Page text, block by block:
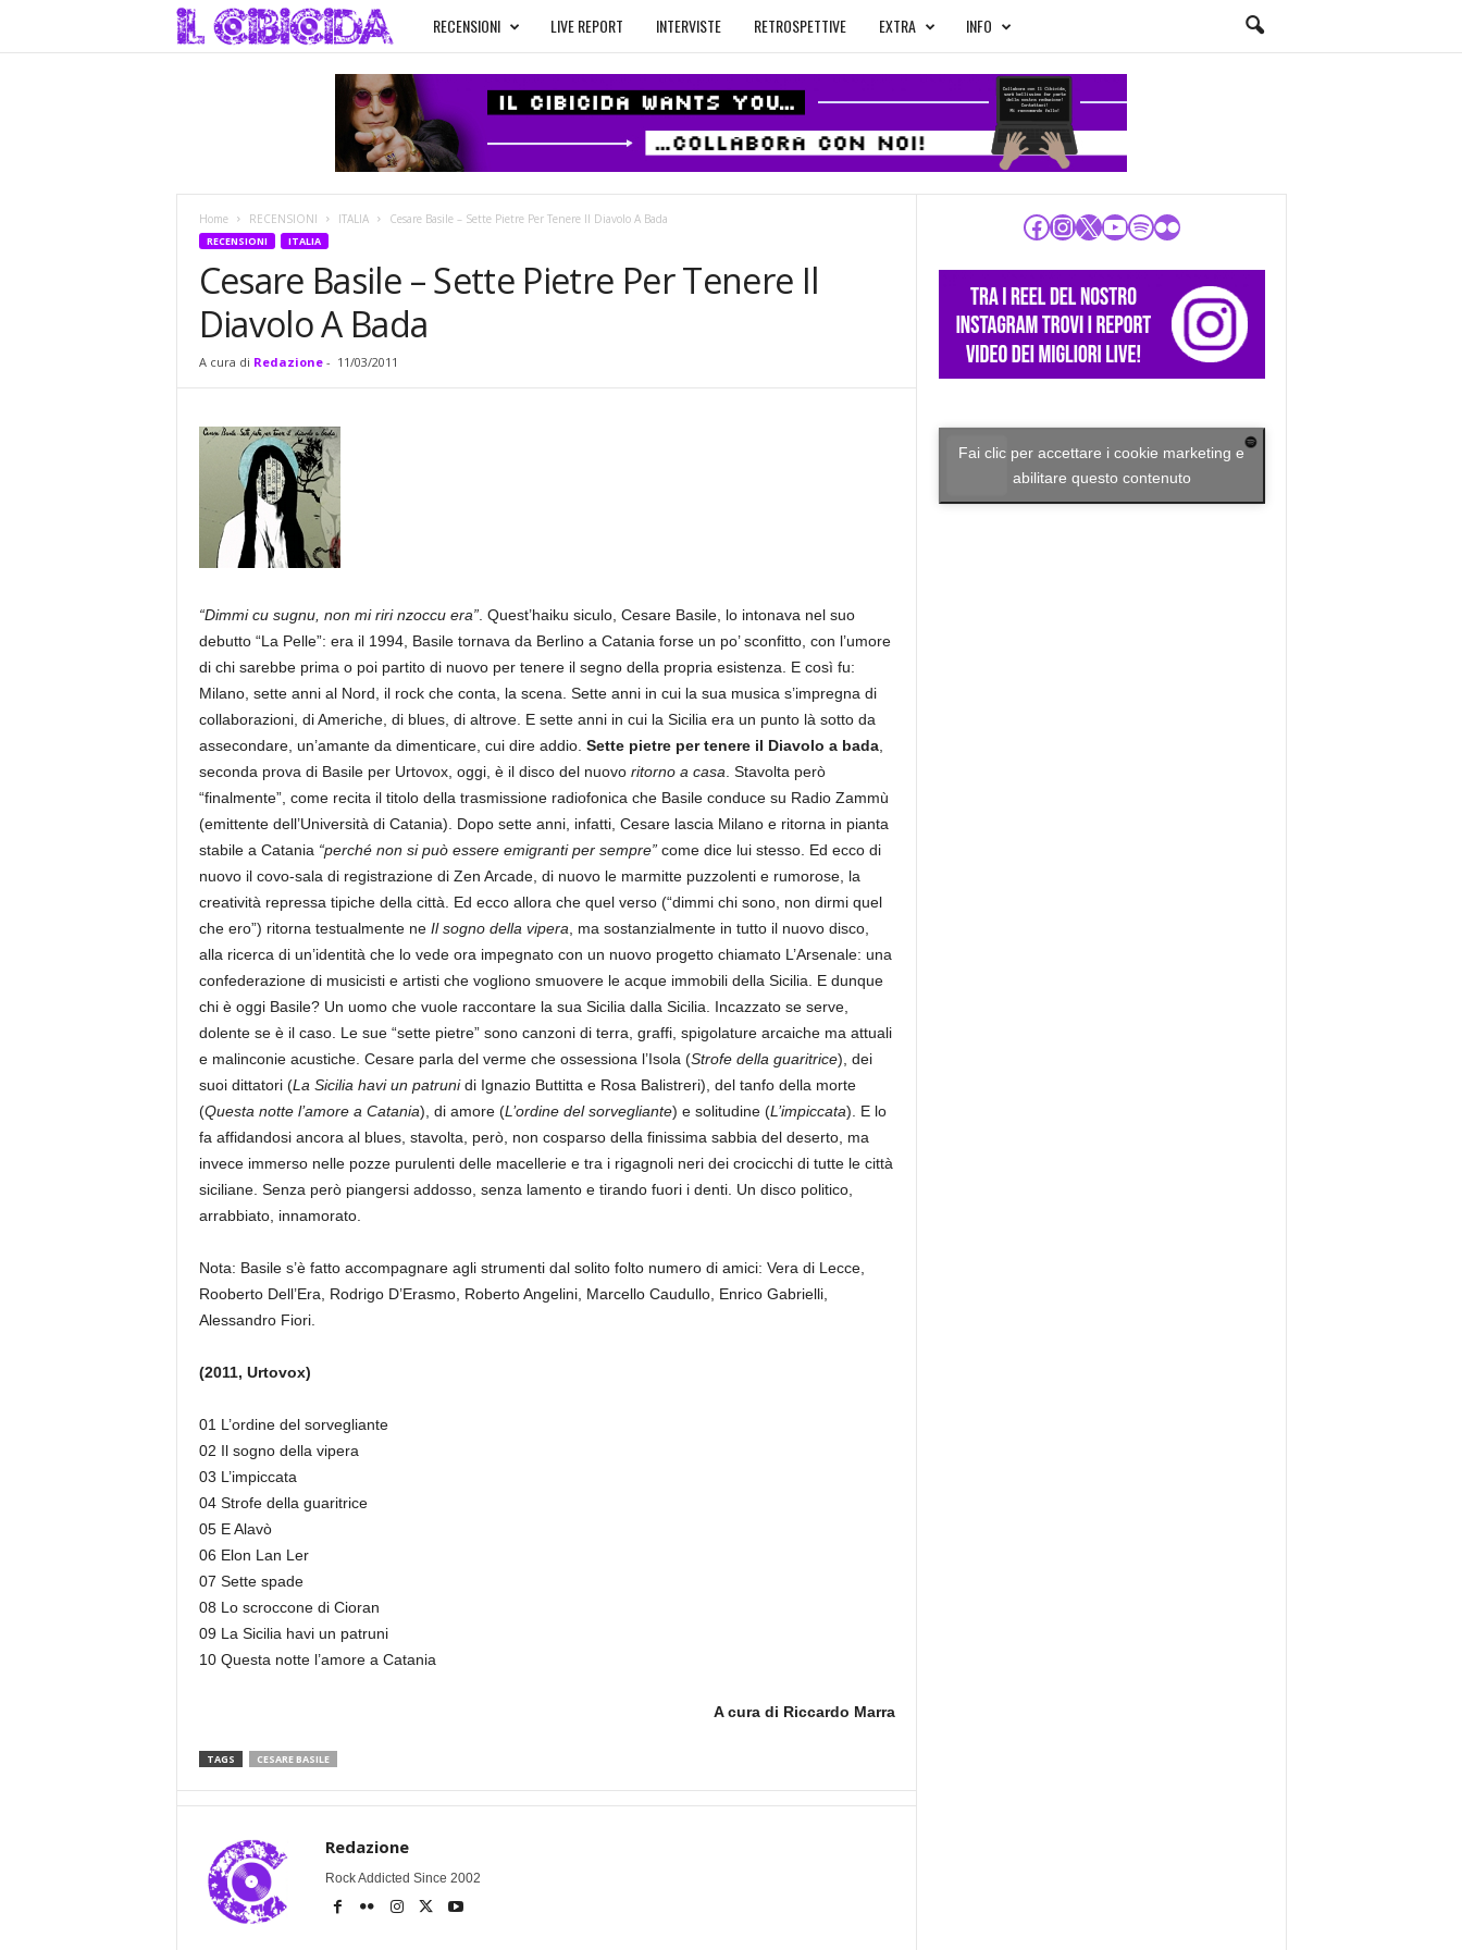
l
C
i
c
i
RECENSIONI LIVE REPORT INTERVISTE RETROSPETTIVE EXTRA INFO
Home RECENSIONI ITALIA Cesare Basile – Sette Pietre Per Tenere Il Diavolo A Bada
RECENSIONI ITALIA
Cesare Basile – Sette Pietre Per Tenere Il
Diavolo A Bada
A cura di Redazione- 11/03/2011
“Dimmi cu sugnu, non mi riri nzoccu era”. Quest’haiku siculo, Cesare Basile, lo intonava nel suo
debutto “La Pelle”: era il 1994, Basile tornava da Berlino a Catania forse un po’ sconfitto, con l’umore
di chi sarebbe prima o poi partito di nuovo per tenere il segno della propria esistenza. E così fu:
Milano, sette anni al Nord, il rock che conta, la scena. Sette anni in cui la sua musica s’impregna di
collaborazioni, di Americhe, di blues, di altrove. E sette anni in cui la Sicilia era un punto là sotto da
assecondare, un’amante da dimenticare, cui dire addio. Sette pietre per tenere il Diavolo a bada,
seconda prova di Basile per Urtovox, oggi, è il disco del nuovo ritorno a casa . Stavolta però
“finalmente”, come recita il titolo della trasmissione radiofonica che Basile conduce su Radio Zammù
(emittente dell’Università di Catania). Dopo sette anni, infatti, Cesare lascia Milano e ritorna in pianta
stabile a Catania “perché non si può essere emigranti per sempre”come dice lui stesso. Ed ecco di
nuovo il covo-sala di registrazione di Zen Arcade, di nuovo le marmitte puzzolenti e rumorose, la
creatività repressa tipiche della città. Ed ecco allora che quel verso (“dimmi chi sono, non dirmi quel
che ero”) ritorna testualmente ne Il sogno della vipera , ma sostanzialmente in tutto il nuovo disco,
alla ricerca di un’identità che lo vede ora impegnato con un nuovo progetto chiamato L’Arsenale: una
confederazione di musicisti e artisti che vogliono smuovere le acque immobili della Sicilia. E dunque
chi è oggi Basile? Un uomo che vuole raccontare la sua Sicilia dalla Sicilia. Incazzato se serve,
dolente se è il caso. Le sue “sette pietre” sono canzoni di terra, graffi, spigolature arcaiche ma attuali
e malinconie acustiche. Cesare parla del verme che ossessiona l’Isola (Strofe della guaritrice), dei
suoi dittatori (La Sicilia havi un patrunidi Ignazio Buttitta e Rosa Balistreri), del tanfo della morte
(Questa notte l’amore a Catania), di amore (L’ordine del sorvegliante) e solitudine (L’impiccata). E lo
fa affidandosi ancora al blues, stavolta, però, non cosparso della finissima sabbia del deserto, ma
invece immerso nelle pozze purulenti delle macellerie e tra i rigagnoli neri dei crocicchi di tutte le città
siciliane. Senza però piangersi addosso, senza lamento e tirando fuori i denti. Un disco politico,
arrabbiato, innamorato.
Nota: Basile s’è fatto accompagnare agli strumenti dal solito folto numero di amici: Vera di Lecce,
Rooberto Dell’Era, Rodrigo D’Erasmo, Roberto Angelini, Marcello Caudullo, Enrico Gabrielli,
Alessandro Fiori.
(2011, Urtovox)
01 L’ordine del sorvegliante
02 Il sogno della vipera
03 L’impiccata
04 Strofe della guaritrice
05 E Alavò
06 Elon Lan Ler
07 Sette spade
08 Lo scroccone di Cioran
09 La Sicilia havi un patruni
10 Questa notte l’amore a Catania
A cura di Riccardo Marra
TAGS CESARE BASILE
Redazione
Rock Addicted Since 2002
Facebook
Instagram
X YouTube
Spotify
Flickr
Fai clic per accettare i cookie marketing e
abilitare questo contenuto